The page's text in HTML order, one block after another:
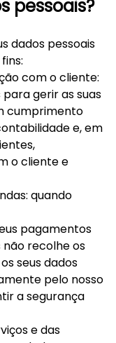
pessoais?
dados pessoais
com o cliente:
gerir as suas
cumprimento
e, em
o cliente e
quando
pagamentos
não recolhe os
seus dados
pelo nosso
a segurança
e das